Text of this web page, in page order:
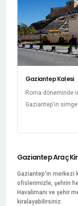
Gaziantep Kalesi
Roma döneminde
Gaziantep'in
Gaziantep Araç
Gaziantep'in merkezi
ofislerimizle, şehrin
Havalimanı ve şehir
kiralayabilirsiniz.